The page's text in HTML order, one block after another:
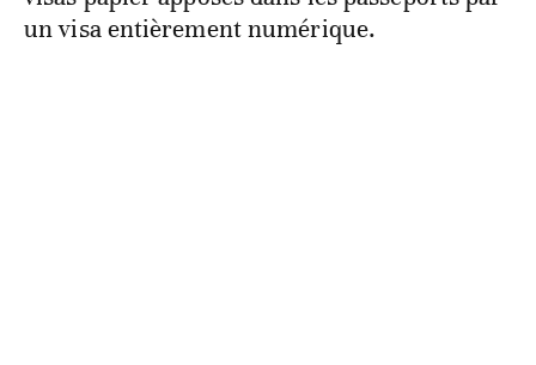
un visa entièrement numérique.